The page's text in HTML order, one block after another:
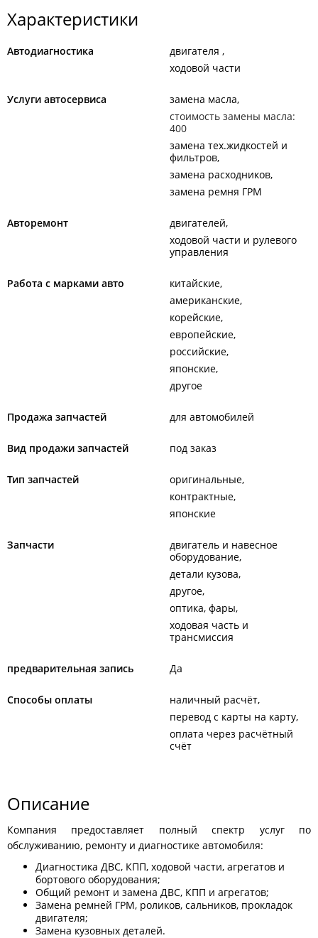
Характеристики
Автодиагностика
двигателя
ходовой части
Услуги автосервиса
замена масла
стоимость замены масла:
400
замена тех.жидкостей и
фильтров
замена расходников
замена ремня ГРМ
Авторемонт
двигателей
ходовой части и рулевого
управления
Работа с марками авто
китайские
американские
корейские
европейские
российские
японские
другое
Продажа запчастей для автомобилей
Вид продажи запчастей под заказ
Тип запчастей
оригинальные
контрактные
японские
Запчасти
двигатель и навесное
оборудование
детали кузова
другое
оптика, фары
ходовая часть и
трансмиссия
предварительная запись Да
Способы оплаты
наличный расчёт
перевод с карты на карту
оплата через расчётный
счёт
Описание
Компания предоставляет полный спектр услуг по
обслуживанию, ремонту и диагностике автомобиля:
Диагностика ДВС, КПП, ходовой части, агрегатов и
бортового оборудования;
Общий ремонт и замена ДВС, КПП и агрегатов;
Замена ремней ГРМ, роликов, сальников, прокладок
двигателя;
Замена кузовных деталей.